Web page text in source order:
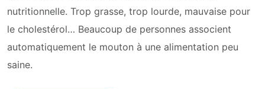
nutritionnelle. Trop grasse, trop lourde, mauvaise pour
le cholestérol… Beaucoup de personnes associent
automatiquement le mouton à une alimentation peu
saine.